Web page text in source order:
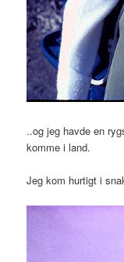
..og jeg havde en
komme i land.
Jeg kom hurtigt i